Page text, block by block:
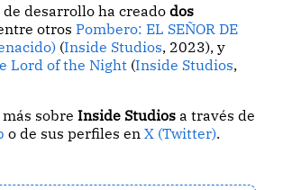
de desarrollo ha creadodos
otrosPombero: EL SEÑOR DE
(Inside Studios, 2023), y
Lord of the Night (Inside Studios,
más sobreInside Studios a través de
o de sus perfiles enX (Twitter).